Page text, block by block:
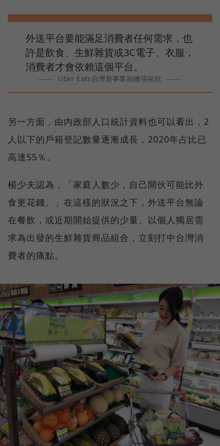
Uber Eats台灣新事業副總張祐欣
外送平台要能滿足消費者任何需求，也
許是飲食、生鮮雜貨或3C電子、衣服，
消費者才會依賴這個平台。
另一方面，由內政部人口統計資料也可以看出，2
人以下的戶籍登記數量逐漸成長，2020年占比已
高達55％。
楊少夫認為，「家庭人數少，自己開伙可能比外
食更花錢。」在這樣的狀況之下，外送平台無論
在餐飲，或近期開始提供的少量、以個人獨居需
求為出發的生鮮雜貨商品組合，立刻打中台灣消
費者的痛點。